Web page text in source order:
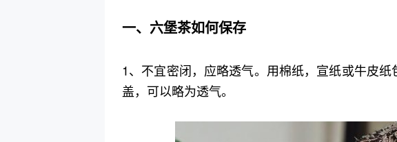
一、六堡茶如何保存
1、不宜密闭，应略透气。用棉纸，宣纸或牛皮
盖，可以略为透气。